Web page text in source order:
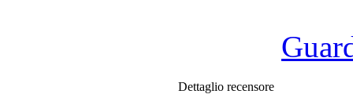
Dettaglio recensore